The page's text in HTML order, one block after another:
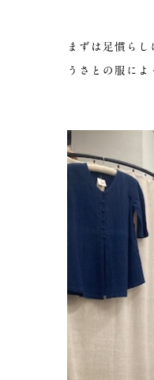
まずは足慣らし
うさとの服によ